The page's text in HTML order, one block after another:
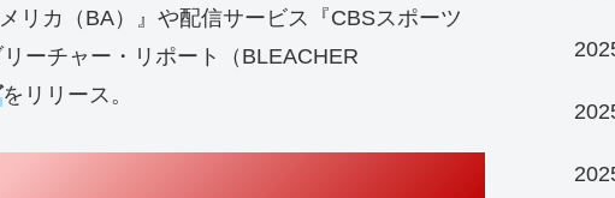
リカ（BA）』や配信サービス『CBSスポーツ
ーチャー・リポート（BLEACHER
をリリース。